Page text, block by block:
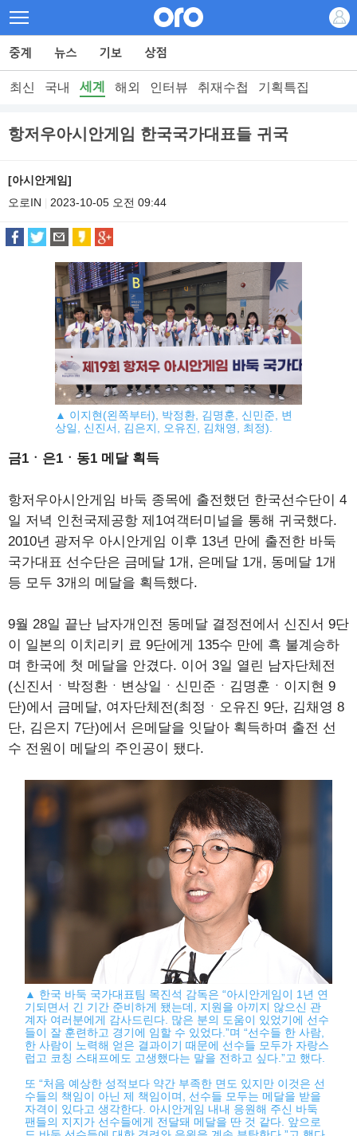
최신 국내 세계 해외 인터뷰 취재수첩 기획특집
항저우아시안게임 한국국가대표들 귀국
[아시안게임]
오로IN
2023-10-05 오전 09:44
▲ 이지현(왼쪽부터), 박정환, 김명훈, 신민준, 변
상일, 신진서, 김은지, 오유진, 김채영, 최정).
금1ㆍ은1ㆍ동1 메달 획득
항저우아시안게임 바둑 종목에 출전했던 한국선수단이 4
일 저녁 인천국제공항 제1여객터미널을 통해 귀국했다.
2010년 광저우 아시안게임 이후 13년 만에 출전한 바둑
국가대표 선수단은 금메달 1개, 은메달 1개, 동메달 1개
등 모두 3개의 메달을 획득했다.
9월 28일 끝난 남자개인전 동메달 결정전에서 신진서 9단
이 일본의 이치리키 료 9단에게 135수 만에 흑 불계승하
며 한국에 첫 메달을 안겼다. 이어 3일 열린 남자단체전
(신진서ㆍ박정환ㆍ변상일ㆍ신민준ㆍ김명훈ㆍ이지현 9
단)에서 금메달, 여자단체전(최정ㆍ오유진 9단, 김채영 8
단, 김은지 7단)에서 은메달을 잇달아 획득하며 출전 선
수 전원이 메달의 주인공이 됐다.
▲ 한국 바둑 국가대표팀 목진석 감독은 “아시안게임이 1년 연
기되면서 긴 기간 준비하게 됐는데, 지원을 아끼지 않으신 관
계자 여러분에게 감사드린다. 많은 분의 도움이 있었기에 선수
들이 잘 훈련하고 경기에 임할 수 있었다.”며 “선수들 한 사람,
한 사람이 노력해 얻은 결과이기 때문에 선수들 모두가 자랑스
럽고 코칭 스태프에도 고생했다는 말을 전하고 싶다.”고 했다.
또 “처음 예상한 성적보다 약간 부족한 면도 있지만 이것은 선
수들의 책임이 아닌 제 책임이며, 선수들 모두는 메달을 받을
자격이 있다고 생각한다. 아시안게임 내내 응원해 주신 바둑
팬들의 지지가 선수들에게 전달돼 메달을 딴 것 같다. 앞으로